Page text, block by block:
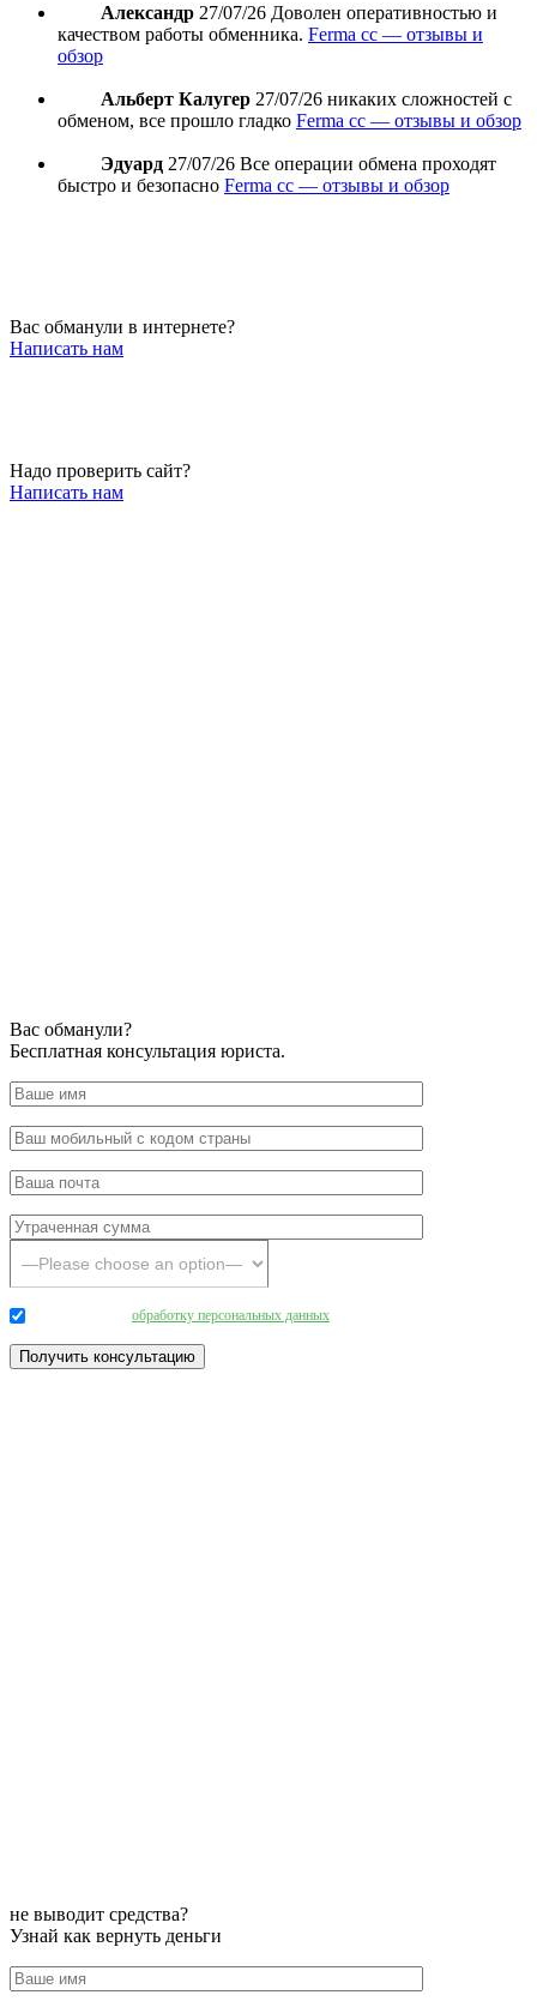
Александр 27/07/26 Доволен оперативностью и
качеством работы обменника. Ferma cc — отзывы и
обзор
Альберт Калугер 27/07/26 никаких сложностей с
обменом, все прошло гладко Ferma cc — отзывы и обзор
Эдуард 27/07/26 Все операции обмена проходят
быстро и безопасно Ferma cc — отзывы и обзор
Вас обманули в интернете?
Написать нам
Надо проверить сайт?
Написать нам
Вас обманули?
Бесплатная консультация юриста.
обработку персональных данных
не выводит средства?
Узнай как вернуть деньги